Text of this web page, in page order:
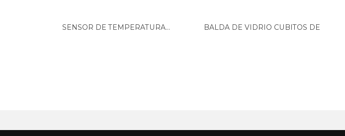
EDESA, 2CV180 928270862
EDESA, CV2500 928270498
SENSOR DE TEMPERATURA...
BALDA DE VIDRIO CUBITOS DE